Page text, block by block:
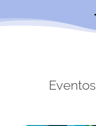
Eventos